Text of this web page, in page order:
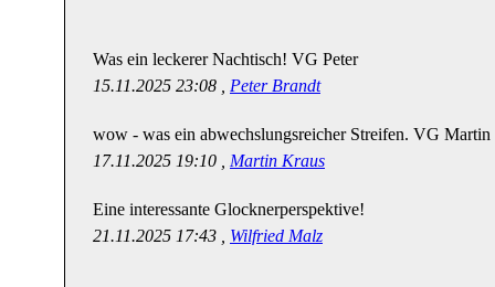
Was ein leckerer Nachtisch! VG Peter
15.11.2025 23:08 , Peter Brandt
wow - was ein abwechslungsreicher Streifen. VG Martin
17.11.2025 19:10 , Martin Kraus
Eine interessante Glocknerperspektive!
21.11.2025 17:43 , Wilfried Malz